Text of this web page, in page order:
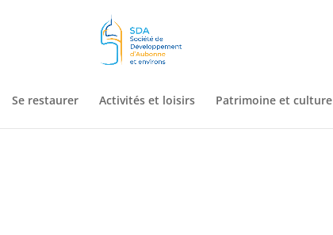
Se restaurer Activités et loisirs Patrimoine et culture